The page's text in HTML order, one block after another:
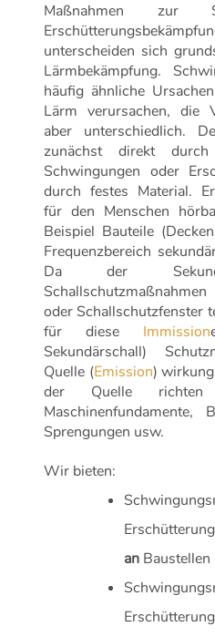
Maßnahmen zur
unterscheiden sich
Lärmbekämpfung.
häufig ähnliche
Lärm verursachen, die
aber unterschiedlich.
zunächst direkt
Schwingungen oder
durch festes Material.
für den Menschen
Beispiel Bauteile
Frequenzbereich
Da der
oder Schallschutzfenster
für diese Immission
Sekundärschall)
Quelle (Emission)
der Quelle
Maschinenfundamente,
Sprengungen usw.
Wir bieten:
an Baustellen